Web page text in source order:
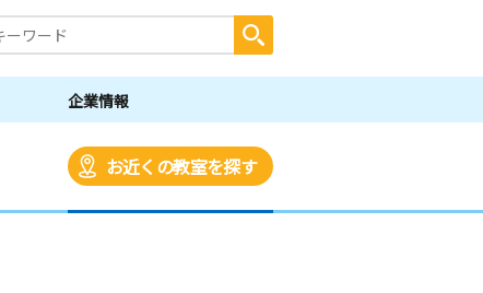
企業情報
お近くの教室を探す